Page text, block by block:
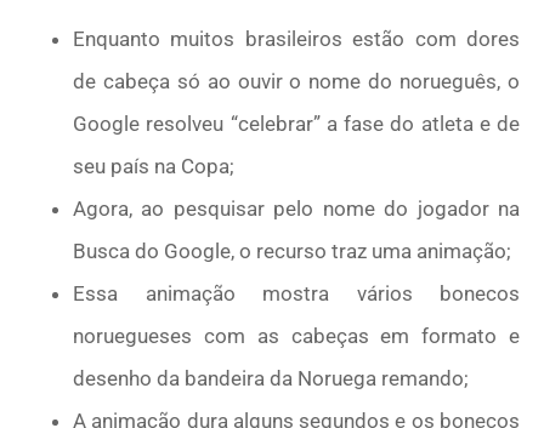
Enquanto muitos brasileiros estão com dores
de cabeça só ao ouvir o nome do norueguês, o
Google resolveu “celebrar” a fase do atleta e de
seu país na Copa;
Agora, ao pesquisar pelo nome do jogador na
Busca do Google, o recurso traz uma animação;
Essa animação mostra vários bonecos
noruegueses com as cabeças em formato e
desenho da bandeira da Noruega remando;
A animação dura alguns segundos e os bonecos